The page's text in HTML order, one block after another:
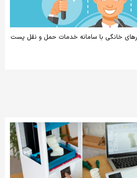
خانگی با سامانه خدمات حمل و نقل پست